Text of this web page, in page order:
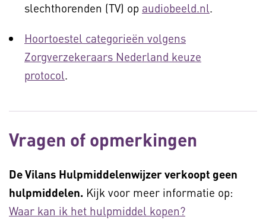
slechthorenden (TV) op audiobeeld.nl.
Hoortoestel categorieën volgens
Zorgverzekeraars Nederland keuze
protocol.
Vragen of opmerkingen
De Vilans Hulpmiddelenwijzer verkoopt geen
hulpmiddelen. Kijk voor meer informatie op:
Waar kan ik het hulpmiddel kopen?